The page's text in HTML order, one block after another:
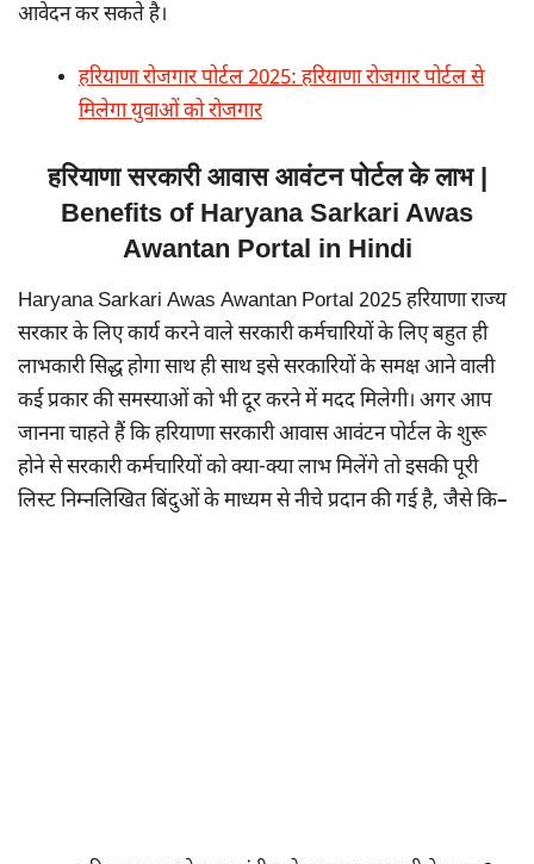
आवेदन कर सकते है।
हरियाणा रोजगार पोर्टल 2025: हरियाणा रोजगार पोर्टल से
मिलेगा युवाओं को रोजगार
हरियाणा सरकारी आवास आवंटन पोर्टल के लाभ |
Benefits of Haryana Sarkari Awas
Awantan Portal in Hindi
Haryana Sarkari Awas Awantan Portal 2025 हरियाणा राज्य
सरकार के लिए कार्य करने वाले सरकारी कर्मचारियों के लिए बहुत ही
लाभकारी सिद्ध होगा साथ ही साथ इसे सरकारियों के समक्ष आने वाली
कई प्रकार की समस्याओं को भी दूर करने में मदद मिलेगी। अगर आप
जानना चाहते हैं कि हरियाणा सरकारी आवास आवंटन पोर्टल के शुरू
होने से सरकारी कर्मचारियों को क्या-क्या लाभ मिलेंगे तो इसकी पूरी
लिस्ट निम्नलिखित बिंदुओं के माध्यम से नीचे प्रदान की गई है, जैसे कि–